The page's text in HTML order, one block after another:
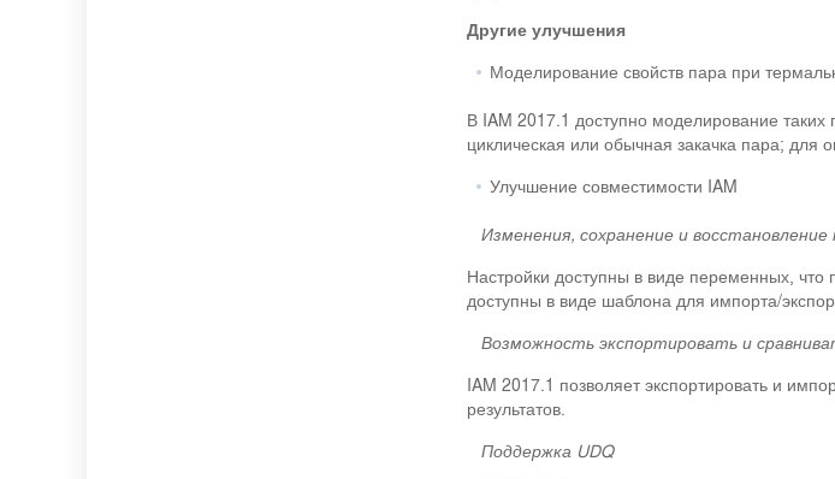
Другие улучшения
Моделирование свойств пара при
В IAM 2017.1 доступно моделирование таких
циклическая или обычная закачка пара; для
Улучшение совместимости IAM
Изменения, сохранение и
Настройки доступны в виде переменных,
доступны в виде шаблона для импорта/
Возможность экспортировать и
IAM 2017.1 позволяет экспортировать и
результатов.
Поддержка UDQ